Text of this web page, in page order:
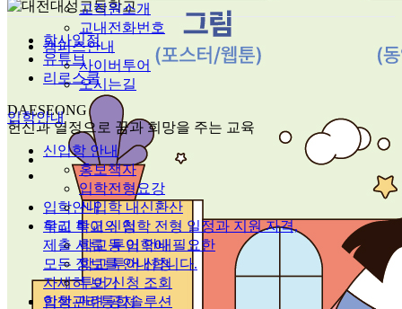
교직원소개
교내전화번호
캠퍼스안내
사이버투어
오시는길
입학안내
신입학 안내
홍보책자
입학전형요강
신입학 내신환산
학교 투어 신청
학교 투어 안내
학교 투어 신청
투어 신청 조회
입학 관련 공지
학사일정
유튜브
리로스쿨
DAESEONG
헌신과 열정으로 꿈과 희망을 주는 교육
입학안내
우리 학교의 입학 전형 일정과 지원 자격,
제출 서류 등 입학에 필요한
모든 정보를 안내합니다.
자세히 보기
학생관리통합솔루션